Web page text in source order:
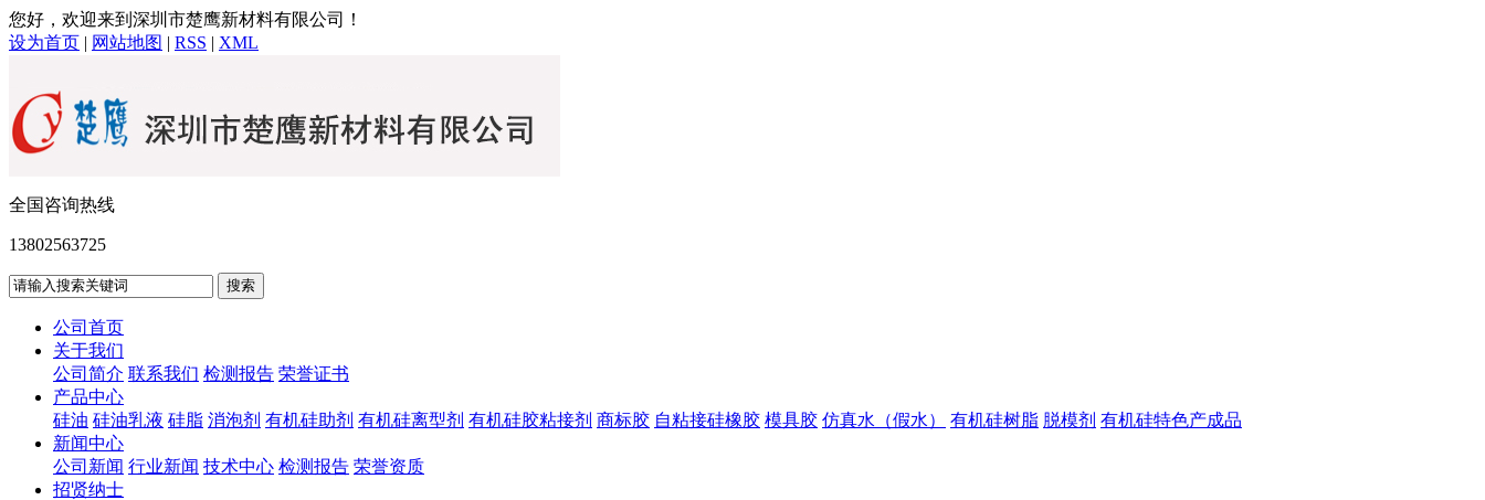
您好，欢迎来到深圳市楚鹰新材料有限公司！
设为首页 | 网站地图 | RSS | XML
全国咨询热线
13802563725
公司首页
关于我们
公司简介 联系我们 检测报告 荣誉证书
产品中心
硅油 硅油乳液 硅脂 消泡剂 有机硅助剂 有机硅离型剂 有机硅胶粘接剂 商标胶 自粘接硅橡胶 模具胶 仿真水（假水） 有机硅树脂 脱模剂 有机硅特色产成品
新闻中心
公司新闻 行业新闻 技术中心 检测报告 荣誉资质
招贤纳士